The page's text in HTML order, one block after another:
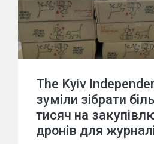
The Kyiv
зуміли зібрати
тисяч на
дронів для